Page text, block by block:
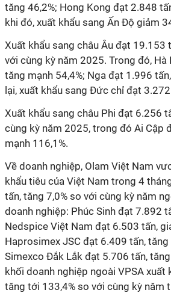
tăng 46,2%; Hong Kong đạt 2.848
khi đó, xuất khẩu sang Ấn Độ giảm
Xuất khẩu sang châu Âu đạt 19.153
với cùng kỳ năm 2025. Trong đó, Hà
tăng mạnh 54,4%; Nga đạt 1.996
lại, xuất khẩu sang Đức chỉ đạt
Xuất khẩu sang châu Phi đạt 6.256
cùng kỳ năm 2025, trong đó Ai Cập
mạnh 116,1%.
Về doanh nghiệp, Olam Việt Nam
khẩu tiêu của Việt Nam trong 4
tấn, tăng 7,0% so với cùng kỳ năm
doanh nghiệp: Phúc Sinh đạt 7.892
Nedspice Việt Nam đạt 6.503 tấn,
Haprosimex JSC đạt 6.409 tấn, tăng
Simexco Đắk Lắk đạt 5.706 tấn,
khối doanh nghiệp ngoài VPSA xuất
tăng tới 133,4% so với cùng kỳ năm